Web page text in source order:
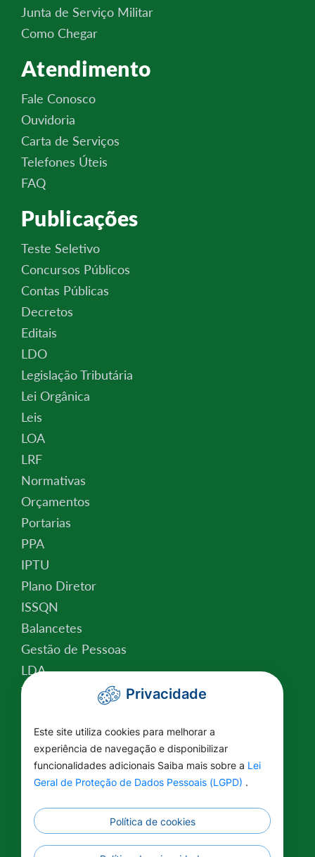
Junta de Serviço Militar
Como Chegar
Atendimento
Fale Conosco
Ouvidoria
Carta de Serviços
Telefones Úteis
FAQ
Publicações
Teste Seletivo
Concursos Públicos
Contas Públicas
Decretos
Editais
LDO
Legislação Tributária
Lei Orgânica
Leis
LOA
LRF
Normativas
Orçamentos
Portarias
PPA
IPTU
Plano Diretor
ISSQN
Balancetes
Gestão de Pessoas
LDA
Valor da Terra Nua
Relatório de Atividades
Plano Estratégico Institucional
Lei Federal nº 14.129/2021
Educação
Renuncia Fiscal
Privacidade
Este site utiliza cookies para melhorar a
experiência de navegação e disponibilizar
funcionalidades adicionais Saiba mais sobre a Lei
Geral de Proteção de Dados Pessoais (LGPD) .
Política de cookies